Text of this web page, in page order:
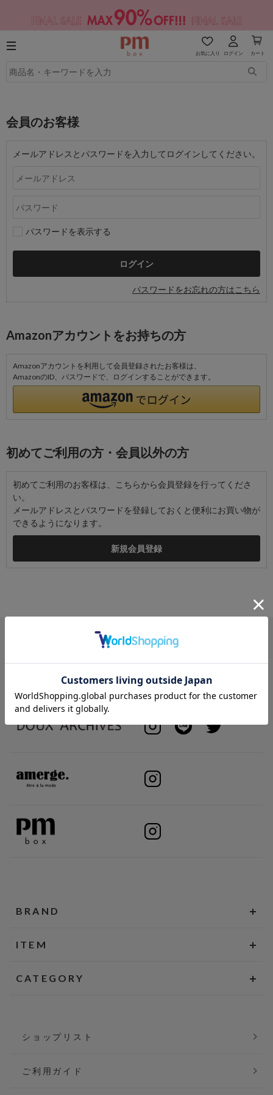
お気に入り ログイン カート
会員のお客様
メールアドレスとパスワードを入力してログインしてください。
パスワードを表示する
パスワードをお忘れの方はこちら
Amazonアカウントをお持ちの方
Amazonアカウントを利用して会員登録されたお客様は、
AmazonのID、パスワードで、ログインすることができます。
初めてご利用の方・会員以外の方
初めてご利用のお客様は、こちらから会員登録を行ってくださ
い。
メールアドレスとパスワードを登録しておくと便利にお買い物が
できるようになります。
BRAND
ITEM
CATEGORY
ショップリスト
ご利用ガイド